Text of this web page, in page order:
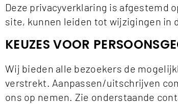
Deze privacyverklaring is afgestemd
site, kunnen leiden tot wijzigingen in
KEUZES VOOR
Wij bieden alle bezoekers de
verstrekt. Aanpassen/uitschrijven
ons op nemen. Zie onderstaande